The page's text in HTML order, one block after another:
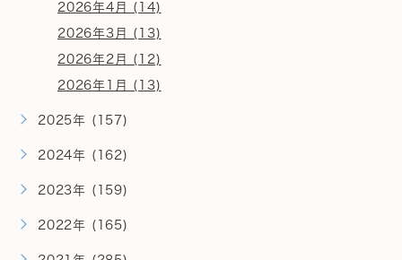
2026年4月 (14)
2026年3月 (13)
2026年2月 (12)
2026年1月 (13)
2025年 (157)
2024年 (162)
2023年 (159)
2022年 (165)